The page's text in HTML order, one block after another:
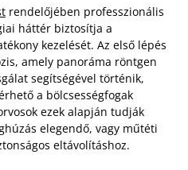
rendelőjében professzionális
háttér biztosítja a
kezelését. Az első lépés
amely panoráma röntgen
segítségével történik,
a bölcsességfogak
ezek alapján tudják
elegendő, vagy műtéti
eltávolításhoz.